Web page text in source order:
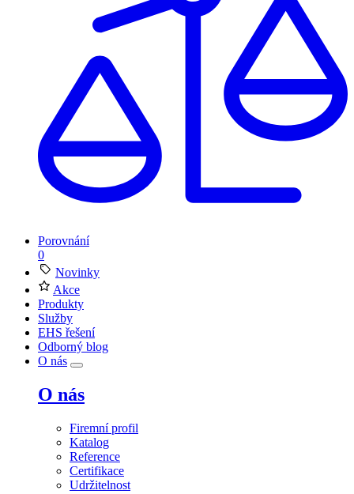
Porovnání
0
Novinky
Akce
Produkty
Služby
EHS řešení
Odborný blog
O nás
O nás
Firemní profil
Katalog
Reference
Certifikace
Udržitelnost